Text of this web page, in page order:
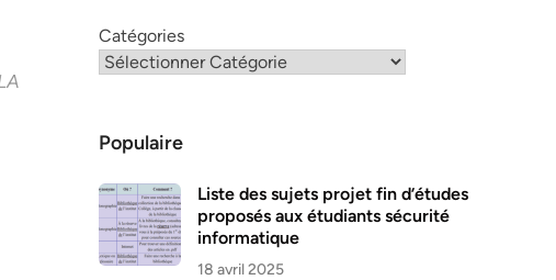
Catégories
Populaire
Liste des sujets projet fin d’études
proposés aux étudiants sécurité
informatique
18 avril 2025